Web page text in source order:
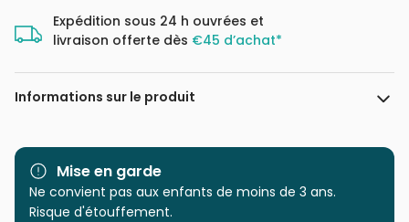
Expédition sous 24 h ouvrées et
livraison offerte dès €45 d’achat*
Informations sur le produit
Marque Dino
Catégorie Puzzles - Déco et Objets
Mise en garde
Ne convient pas aux enfants de moins de 3 ans.
Risque d'étouffement.